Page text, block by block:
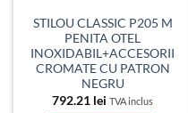
STILOU CLASSIC P205 M
PENITA OTEL
INOXIDABIL+ACCESORII
CROMATE CU PATRON
NEGRU
792.21 lei TVA inclus